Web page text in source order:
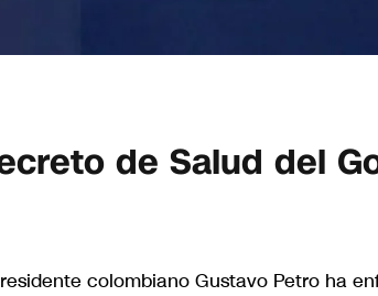
de Salud del
colombiano Gustavo Petro ha